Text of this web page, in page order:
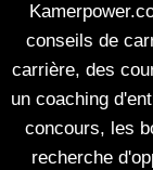
conseils de
carrière, des
un coaching
concours, les
recherche